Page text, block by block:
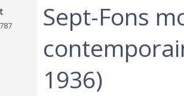
‎Sept-Fons
1936)‎